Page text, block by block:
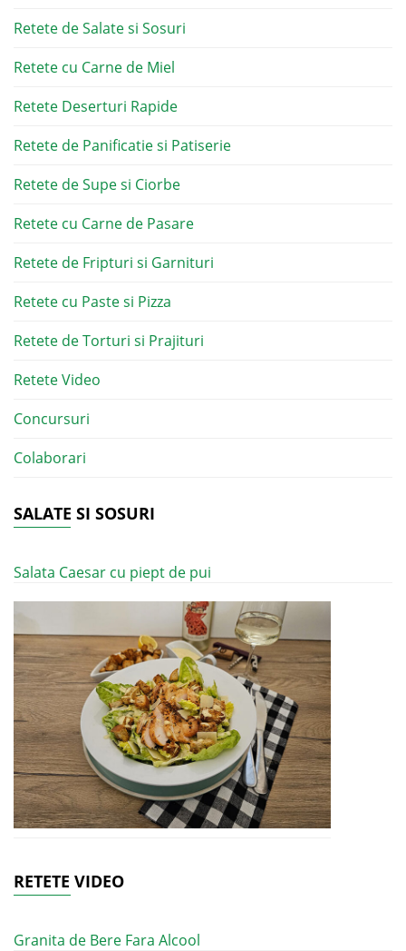
Retete de Salate si Sosuri
Retete cu Carne de Miel
Retete Deserturi Rapide
Retete de Panificatie si Patiserie
Retete de Supe si Ciorbe
Retete cu Carne de Pasare
Retete de Fripturi si Garnituri
Retete cu Paste si Pizza
Retete de Torturi si Prajituri
Retete Video
Concursuri
Colaborari
SALATE SI SOSURI
Salata Caesar cu piept de pui
RETETE VIDEO
Granita de Bere Fara Alcool